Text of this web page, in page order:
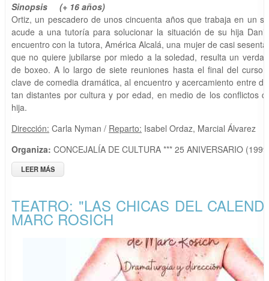
Sinopsis (+ 16 años)
Ortiz, un pescadero de unos cincuenta años que trabaja en un
acude a una tutoría para solucionar la situación de su hija
encuentro con la tutora, América Alcalá, una mujer de casi
que no quiere jubilarse por miedo a la soledad, resulta un
de boxeo. A lo largo de siete reuniones hasta el final del curso
clave de comedia dramática, al encuentro y acercamiento entre
tan distantes por cultura y por edad, en medio de los conflictos
hija.
Dirección: Carla Nyman / Reparto: Isabel Ordaz, Marcial Álvarez
Organiza: CONCEJALÍA DE CULTURA *** 25 ANIVERSARIO
LEER MÁS
TEATRO: "LAS CHICAS DEL
MARC ROSICH